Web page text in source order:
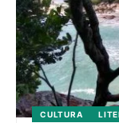
CULTURA